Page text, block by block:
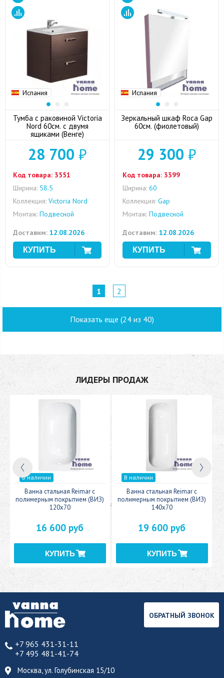
Испания
Тумба с раковиной Victoria
Nord 60см. с двумя
ящиками (Венге)
28 700 ₽
Код товара: 3551
Ширина: 58.5
Коллекция: Victoria Nord
Монтаж: Подвесной
Доставим: 12.08.2026
Испания
Зеркальный шкаф Roca Gap
60cм. (фиолетовый)
29 300 ₽
Код товара: 3399
Ширина: 60
Коллекция: Gap
Монтаж: Подвесной
Доставим: 12.08.2026
1 2
Показать еще (24 из 40)
ЛИДЕРЫ ПРОДАЖ
В наличии
Ванна стальная Reimar с
полимерным покрытием (ВИЗ)
120x70
16 600 руб
В наличии
Ванна стальная Reimar с
полимерным покрытием (ВИЗ)
140x70
19 600 руб
+7 965 431-31-11
+7 495 481-41-74
Москва, ул. Голубинская 15/10
ОБРАТНЫЙ ЗВОНОК